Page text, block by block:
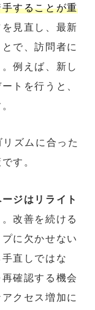
することが重
見直し、最新
で、訪問者に
例えば、新し
トを行うと、
ズムに合った
す。
ジはリライト
改善を続ける
に欠かせない
直しではな
確認する機会
クセス増加に